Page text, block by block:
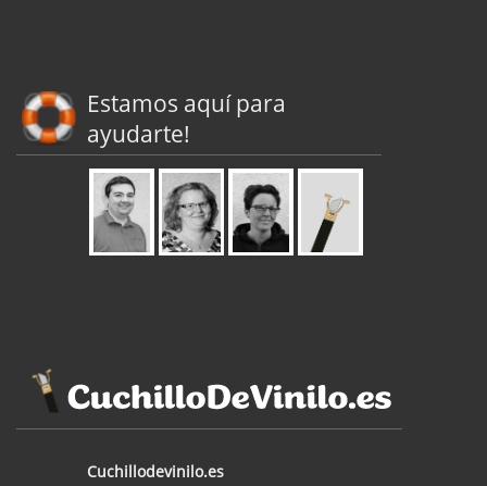
Estamos aquí para
ayudarte!
Cuchillodevinilo.es